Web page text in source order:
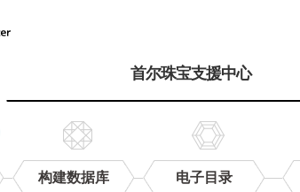
首尔珠宝支援中心
构建数据库 电子目录